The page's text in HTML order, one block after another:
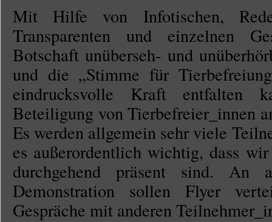
Mit Hilfe von Infotischen,
Transparenten und einzelnen
Botschaft unüberseh- und
und die „Stimme für
eindrucksvolle Kraft entfalten
Beteiligung von Tierbefreier_innen
Es werden allgemein sehr viele
es außerordentlich wichtig, dass
durchgehend präsent sind.
Demonstration sollen Flyer
Gespräche mit anderen